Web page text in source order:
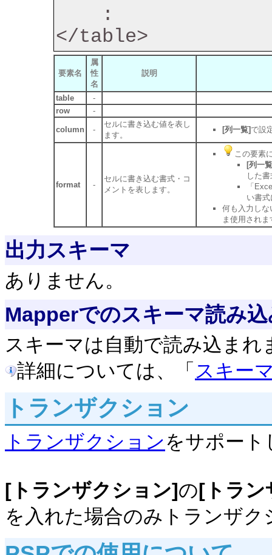
要素名
属
性
名
説明
table
-
row
-
column -
セルに書き込む値を表し
ます。
[列一覧] で設
format -
セルに書き込む書式・コ
メントを表します。
この要素
[列一
した
「
い書
何も入力しな
ま使用されま
出力スキーマ
ありません。
Mapperでのスキーマ読み
スキーマは自動で読み込まれ
詳細については、「 スキー
トランザクション
トランザクションをサポート
[トランザクション]の[トラン
を入れた場合のみトランザ